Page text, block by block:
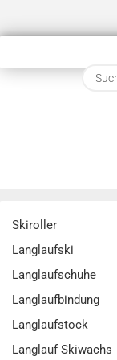
Skiroller
Langlaufski
Langlaufschuhe
Langlaufbindung
Langlaufstock
Langlauf Skiwachs